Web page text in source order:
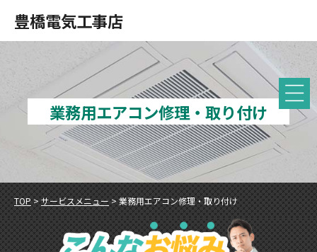
豊橋電気工事店
業務用エアコン修理・取り付け
TOP>サービスメニュー>業務用エアコン修理・取り付け